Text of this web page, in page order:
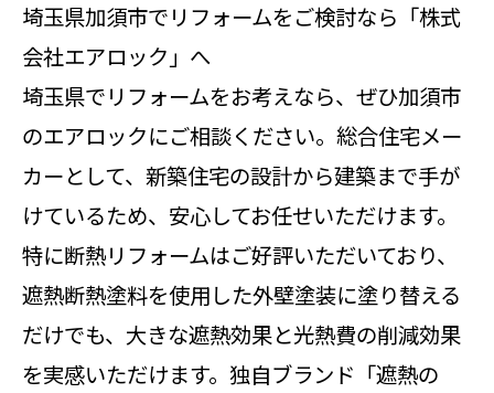
埼玉県加須市でリフォームをご検討なら「株式
会社エアロック」へ
埼玉県でリフォームをお考えなら、ぜひ加須市
のエアロックにご相談ください。総合住宅メー
カーとして、新築住宅の設計から建築まで手が
けているため、安心してお任せいただけます。
特に断熱リフォームはご好評いただいており、
遮熱断熱塗料を使用した外壁塗装に塗り替える
だけでも、大きな遮熱効果と光熱費の削減効果
を実感いただけます。独自ブランド「遮熱の